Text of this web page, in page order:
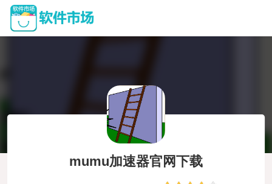
mumu加速器官网下载